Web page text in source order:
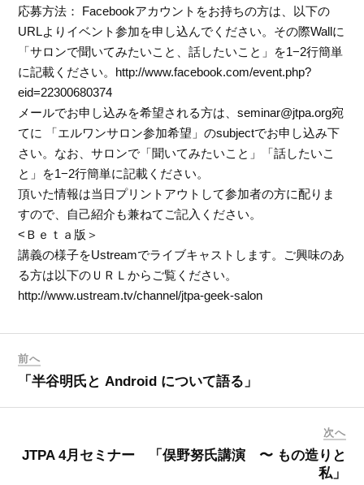
応募方法： Facebookアカウントをお持ちの方は、以下の
URLよりイベント参加を申し込んでください。その際Wallに
「サロンで聞いてみたいこと、話したいこと」を1−2行簡単
に記載ください。http://www.facebook.com/event.php?
eid=22300680374
メールでお申し込みを希望される方は、seminar@jtpa.org宛
てに
「エルワンサロン参加希望」のsubjectでお申し込み下
さい。なお、サロンで「聞いてみたいこと」「話したいこ
と」を1−2行簡単に記載ください。
頂いた情報は当日プリントアウトして参加者の方に配りま
すので、自己紹介も兼ねてご記入ください。
<Ｂｅｔａ版＞
講義の様子をUstreamでライブキャストします。ご興味のあ
る方は以下のＵＲＬからご覧ください。
http://www.ustream.tv/channel/jtpa-geek-salon
前へ
「半谷明氏と Android について語る」
次へ
JTPA 4月セミナー 「俣野努氏講演 〜 もの造りと
私」